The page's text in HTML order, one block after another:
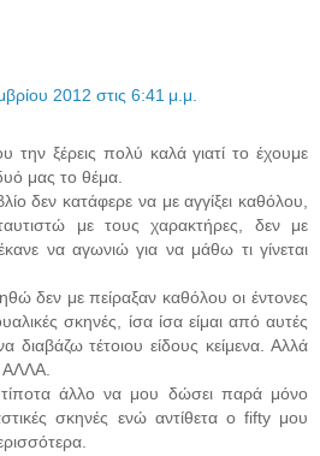
2012 στις 6:41 μ.μ.
την ξέρεις πολύ καλά γιατί το έχουμε
μας το θέμα.
δεν κατάφερε να με αγγίξει καθόλου,
με τους χαρακτήρες, δεν με
να αγωνιώ για να μάθω τι γίνεται
δεν με πείραξαν καθόλου οι έντονες
σκηνές, ίσα ίσα είμαι από αυτές
τέτοιου είδους κείμενα. Αλλά
ΑΛΛΑ.
τίποτα άλλο να μου δώσει παρά μόνο
σκηνές ενώ αντίθετα ο fifty μου